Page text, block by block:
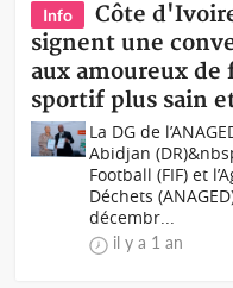
Info
Côte
signent une
aux amoureux de
sportif plus sain
La DG de
Abidjan
Football (FIF) et
Déchets
décembr...
il y a 1 an